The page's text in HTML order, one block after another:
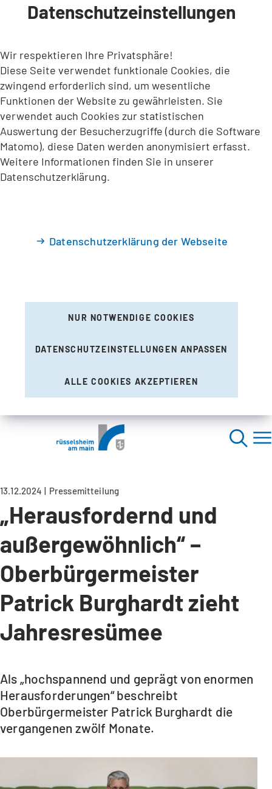
INHALT ANSPRINGEN
Datenschutzeinstellungen
Wir respektieren Ihre Privatsphäre!
Diese Seite verwendet funktionale Cookies, die
zwingend erforderlich sind, um wesentliche
Funktionen der Website zu gewährleisten. Sie
verwendet auch Cookies zur statistischen
Auswertung der Besucherzugriffe (durch die Software
Matomo), diese Daten werden anonymisiert erfasst.
Weitere Informationen finden Sie in unserer
Datenschutzerklärung.
Datenschutzerklärung der Webseite
NUR NOTWENDIGE COOKIES
DATENSCHUTZEINSTELLUNGEN ANPASSEN
ALLE COOKIES AKZEPTIEREN
13.12.2024 Pressemitteilung
„Herausfordernd und
außergewöhnlich“ –
Oberbürgermeister
Patrick Burghardt zieht
Jahresresümee
Als „hochspannend und geprägt von enormen
Herausforderungen“ beschreibt
Oberbürgermeister Patrick Burghardt die
vergangenen zwölf Monate.